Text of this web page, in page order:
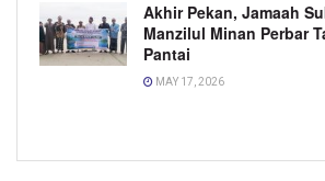
Akhir Pekan, Jamaah
Manzilul Minan Perbar
Pantai
MAY 17, 2026